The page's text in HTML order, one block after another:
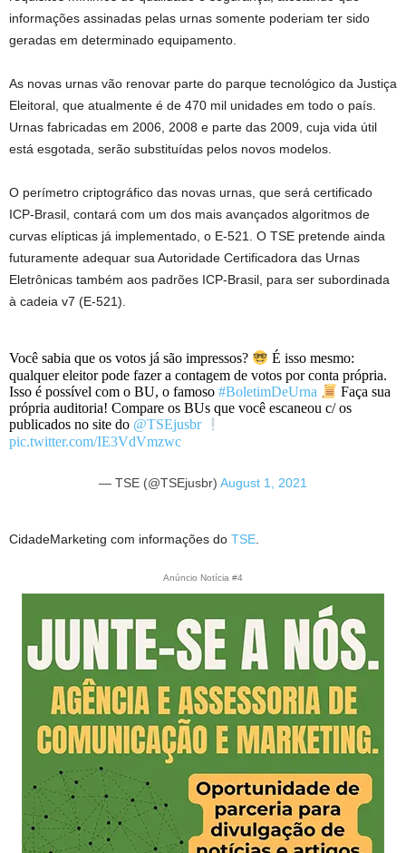
informações assinadas pelas urnas somente poderiam ter sido
geradas em determinado equipamento.
As novas urnas vão renovar parte do parque tecnológico da Justiça
Eleitoral, que atualmente é de 470 mil unidades em todo o país.
Urnas fabricadas em 2006, 2008 e parte das 2009, cuja vida útil
está esgotada, serão substituídas pelos novos modelos.
O perímetro criptográfico das novas urnas, que será certificado
ICP-Brasil, contará com um dos mais avançados algoritmos de
curvas elípticas já implementado, o E-521. O TSE pretende ainda
futuramente adequar sua Autoridade Certificadora das Urnas
Eletrônicas também aos padrões ICP-Brasil, para ser subordinada
à cadeia v7 (E-521).
Você sabia que os votos já são impressos?
É isso mesmo:
qualquer eleitor pode fazer a contagem de votos por conta própria.
Isso é possível com o BU, o famoso #BoletimDeUrna
Faça sua
própria auditoria! Compare os BUs que você escaneou c/ os
publicados no site do @TSEjusbr
pic.twitter.com/IE3VdVmzwc
— TSE (@TSEjusbr) August 1, 2021
CidadeMarketing com informações do TSE
Anúncio Notícia #4